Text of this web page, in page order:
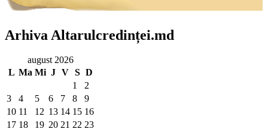
Arhiva Altarulcredinței.md
august 2026
L Ma Mi J V S D
1
2
3
4 5 6 7 8
9
10 11 12 13 14 15 16
17 18 19 20 21 22 23